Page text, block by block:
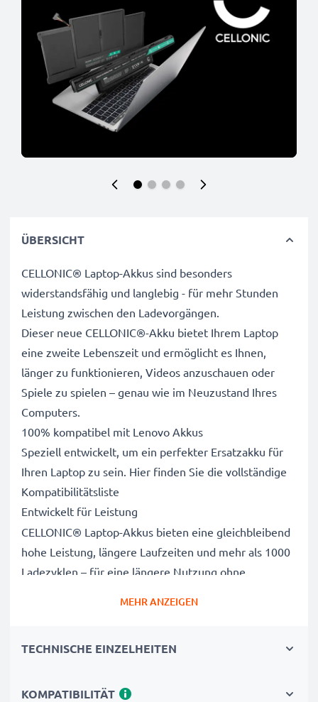
ÜBERSICHT
CELLONIC® Laptop-Akkus sind besonders
widerstandsfähig und langlebig - für mehr Stunden
Leistung zwischen den Ladevorgängen.
Dieser neue CELLONIC®-Akku bietet Ihrem Laptop
eine zweite Lebenszeit und ermöglicht es Ihnen,
länger zu funktionieren, Videos anzuschauen oder
Spiele zu spielen – genau wie im Neuzustand Ihres
Computers.
100% kompatibel mit Lenovo Akkus
Speziell entwickelt, um ein perfekter Ersatzakku für
Ihren Laptop zu sein. Hier finden Sie die vollständige
Kompatibilitätsliste
Entwickelt für Leistung
CELLONIC® Laptop-Akkus bieten eine gleichbleibend
hohe Leistung, längere Laufzeiten und mehr als 1000
Ladezyklen – für eine längere Nutzung ohne
Unsere Akkuzellen der Klasse A werden rigoros
gewährleisten, und verfügen über einen integrierten
MEHR ANZEIGEN
TECHNISCHE EINZELHEITEN
KOMPATIBILITÄT